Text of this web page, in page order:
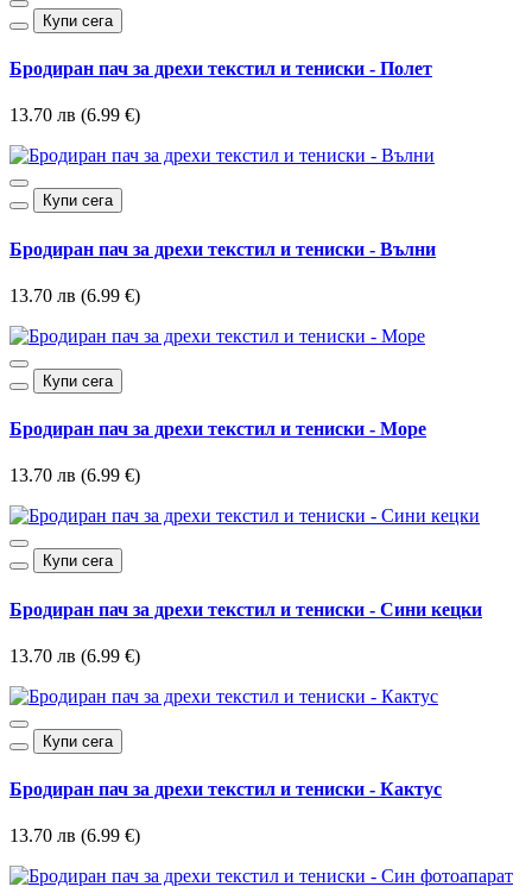
Купи сега
Бродиран пач за дрехи текстил и тениски - Полет
13.70 лв (6.99 €)
Купи сега
Бродиран пач за дрехи текстил и тениски - Вълни
13.70 лв (6.99 €)
Купи сега
Бродиран пач за дрехи текстил и тениски - Море
13.70 лв (6.99 €)
Купи сега
Бродиран пач за дрехи текстил и тениски - Сини кецки
13.70 лв (6.99 €)
Купи сега
Бродиран пач за дрехи текстил и тениски - Кактус
13.70 лв (6.99 €)